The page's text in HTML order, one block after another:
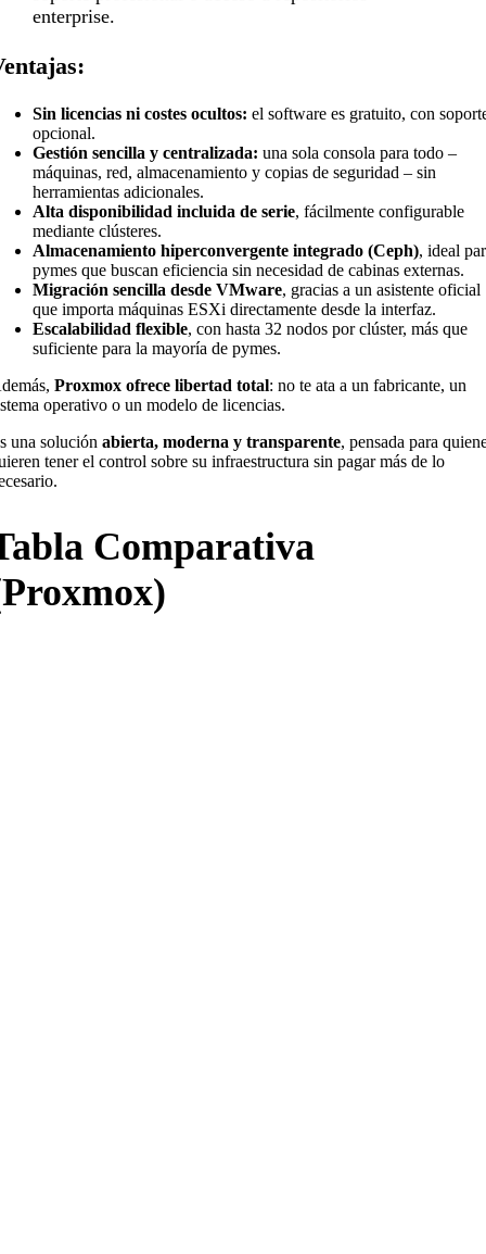
enterprise.
Sin licencias ni costes ocultos:el software es gratuito, con
opcional.
Gestión sencilla y centralizada: una sola consola para todo –
máquinas, red, almacenamiento y copias de seguridad – sin
herramientas adicionales.
Alta disponibilidad incluida de serie, fácilmente configurable
mediante clústeres.
Almacenamiento hiperconvergente integrado (Ceph), ideal
pymes que buscan eficiencia sin necesidad de cabinas externas.
Migración sencilla desde VMware, gracias a un asistente oficial
que importa máquinas ESXi directamente desde la interfaz.
Escalabilidad flexible, con hasta 32 nodos por clúster, más que
suficiente para la mayoría de pymes.
Proxmox ofrece libertad total: no te ata a un fabricante, un
operativo o un modelo de licencias.
una soluciónabierta, moderna y transparente, pensada para
tener el control sobre su infraestructura sin pagar más de lo
Comparativa